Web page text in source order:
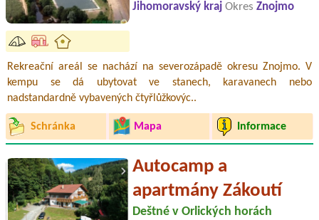
Jihomoravský kraj Okres Znojmo
Rekreační areál se nachází na severozápadě okresu Znojmo. V
kempu se dá ubytovat ve stanech, karavanech nebo
nadstandardně vybavených čtyřlůžkovýc..
Schránka Mapa Informace
Autocamp a
apartmány Zákoutí
Deštné v Orlických horách